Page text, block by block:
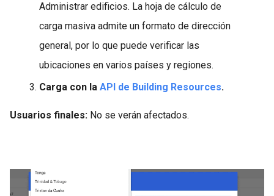
Administrar edificios. La hoja de cálculo de
carga masiva admite un formato de dirección
general, por lo que puede verificar las
ubicaciones en varios países y regiones.
Carga con la API de Building Resources.
Usuarios finales: No se verán afectados.